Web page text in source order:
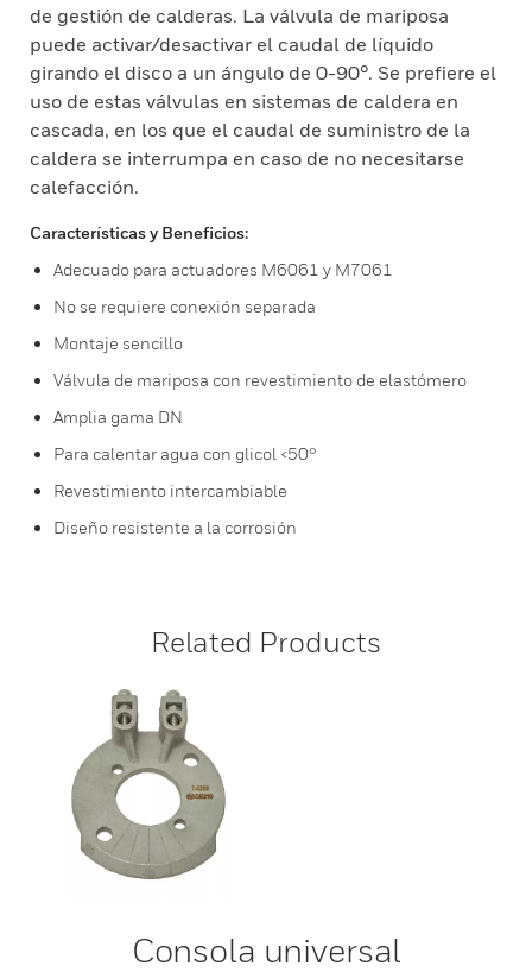
de gestión de calderas. La válvula de mariposa
puede activar/desactivar el caudal de líquido
girando el disco a un ángulo de 0-90°. Se prefiere el
uso de estas válvulas en sistemas de caldera en
cascada, en los que el caudal de suministro de la
caldera se interrumpa en caso de no necesitarse
calefacción.
Características y Beneficios:
Adecuado para actuadores M6061 y M7061
No se requiere conexión separada
Montaje sencillo
Válvula de mariposa con revestimiento de elastómero
Amplia gama DN
Para calentar agua con glicol <50°
Revestimiento intercambiable
Diseño resistente a la corrosión
Related Products
Consola universal